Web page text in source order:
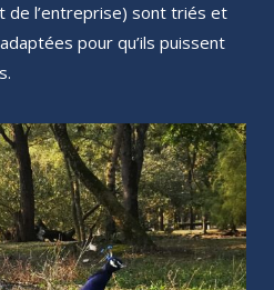
de l’entreprise) sont triés et
pour qu’ils puissent